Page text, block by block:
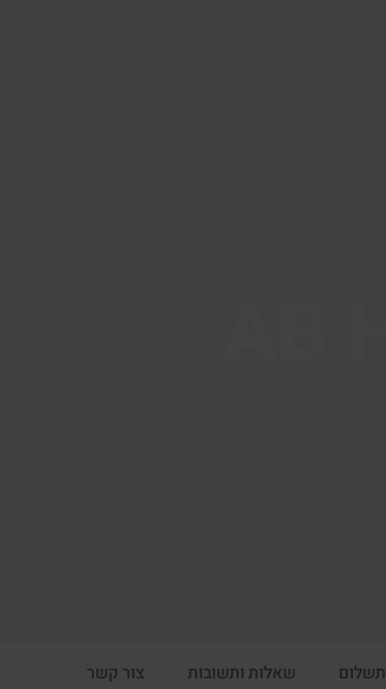
תשלום שאלות ותשובות צור קשר